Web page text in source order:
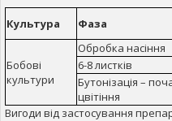
Культура Фаза
Бобові
культури
Обробка насіння
6-8 листків
Бутонізація –
цвітіння
Вигоди від застосування